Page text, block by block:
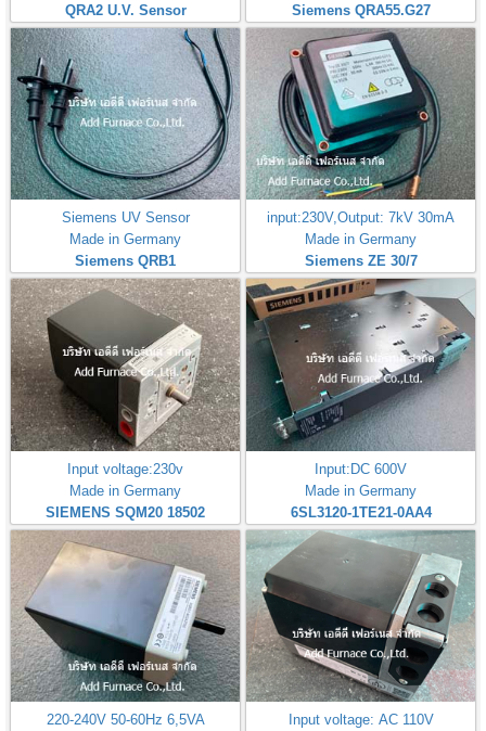
QRA2 U.V. Sensor Siemens QRA55.G27
Siemens UV Sensor
Made in Germany
Siemens QRB1
input:230V,Output: 7kV 30mA
Made in Germany
Siemens ZE 30/7
Input voltage:230v
Made in Germany
SIEMENS SQM20 18502
Input:DC 600V
Made in Germany
6SL3120-1TE21-0AA4
220-240V 50-60Hz 6,5VA
Input voltage: AC 110V